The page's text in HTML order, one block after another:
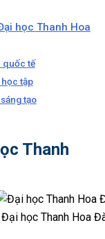
học Thanh Hoa
quốc tế
tập
tạo
Thanh
Đại học Thanh Hoa